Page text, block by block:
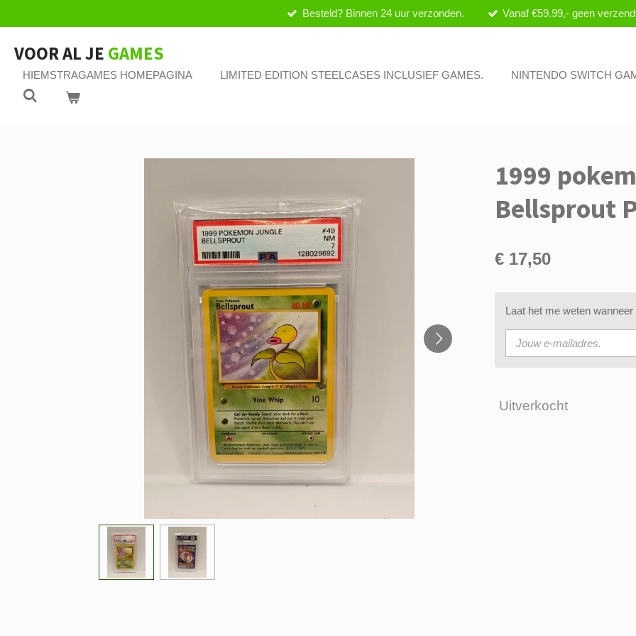
direct
naar
de
hoofdinhoud
Besteld? Binnen 24 uur verzonden. Vanaf €59.99,- geen
VOOR AL JE GAMES
HIEMSTRAGAMES HOMEPAGINA LIMITED EDITION STEELCASES INCLUSIEF GAMES. NINTENDO SWITCH
1999
Bellsprout
€ 17,50
Laat het me weten
Uitverkocht